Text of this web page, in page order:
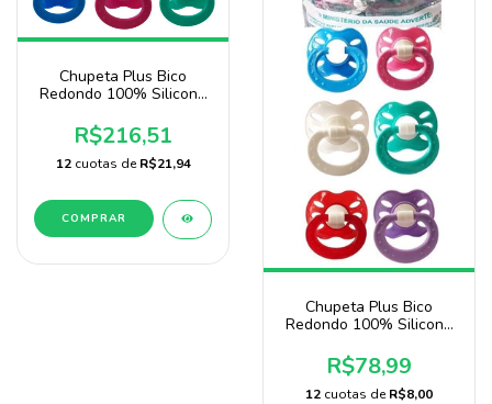
Chupeta Plus Bico
Redondo 100% Silicone
Sonne Atacado -
Doação
R$216,51
12 cuotas deR$21,94
COMPRAR
Chupeta Plus Bico
Redondo 100% Silicone
Nany
R$78,99
12 cuotas deR$8,00